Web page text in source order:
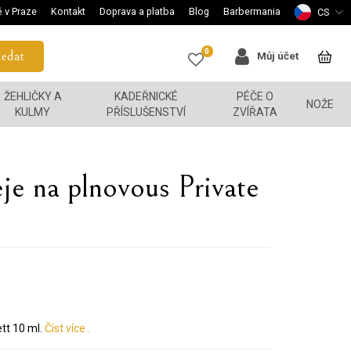
v Praze Kontakt Doprava a platba Blog Barbermania CS
0 Můj účet
ŽEHLIČKY A
KULMY
KADEŘNICKÉ
PŘÍSLUŠENSTVÍ
PÉČE O
ZVÍŘATA
NOŽE
na plnovous Private
10 ml. Číst více..